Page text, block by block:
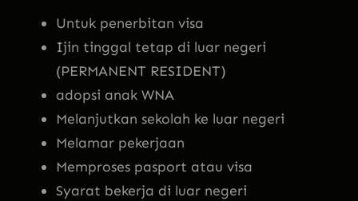
Untuk penerbitan visa
Ijin tinggal tetap di luar negeri
(PERMANENT RESIDENT)
adopsi anak WNA
Melanjutkan sekolah ke luar negeri
Melamar pekerjaan
Memproses pasport atau visa
Syarat bekerja di luar negeri